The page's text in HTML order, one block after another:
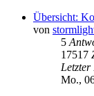
Übersicht:
von
5
17517
Mo.,